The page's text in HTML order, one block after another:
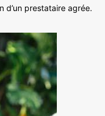
d’un prestataire agrée.